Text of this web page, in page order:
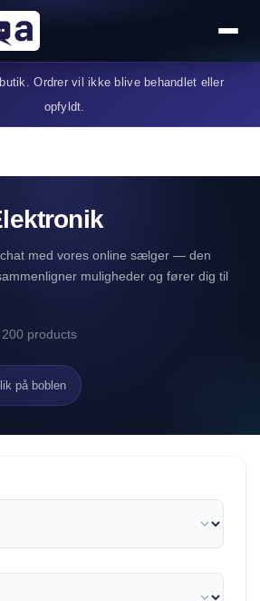
Ordrer vil ikke blive behandlet eller
opfyldt.
med vores online sælger — den
muligheder og fører dig til
products
på boblen